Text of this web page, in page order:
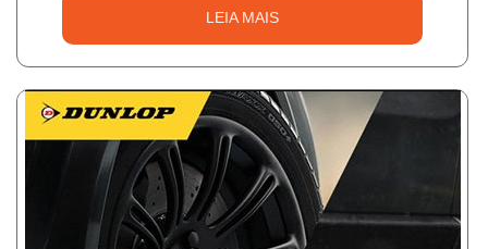
LEIA MAIS